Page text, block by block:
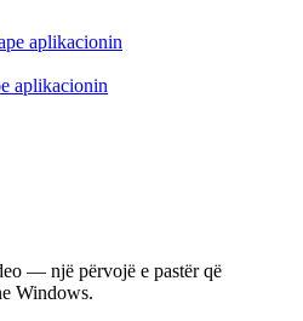
aplikacionin
aplikacionin
— një përvojë e pastër që
Windows.